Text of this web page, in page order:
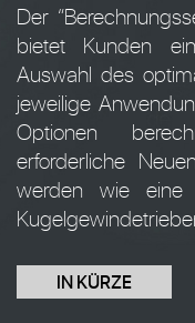
Der
bietet Kunden
Auswahl des
jeweilige
Optionen
erforderliche
werden wie eine
IN KÜRZE